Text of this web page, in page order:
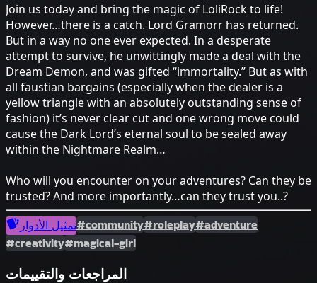
Join us today and bring the magic of LoliRock to life!
However…there is a catch. Lord Gramorr has returned.
But in a way no one ever expected. In a desperate
attempt to survive, he unwittingly made a deal with the
Dream Demon, and was gifted “immortality.” But as with
all faustian bargains (especially when the dealer is a
yellow triangle with an absolutely outstanding sense of
fashion) it’s never clear cut and one wrong move could
cause the Dark Lord’s eternal soul to be sealed away
within the Nightmare Realm…
Who will you encounter on your adventures? Can they be
trusted? And more importantly…can they trust you..?
تمثيل الأدوار#community#roleplay#adventure
#creativity#magical-girl
المراجعات والتقييمات